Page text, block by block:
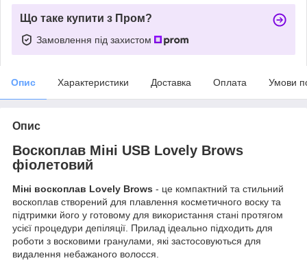
Що таке купити з Пром?
Замовлення під захистом
Опис Характеристики Доставка Оплата Умови
Опис
Воскоплав Міні USB Lovely Brows
фіолетовий
Міні воскоплав Lovely Brows - це компактний та стильний
воскоплав створений для плавлення косметичного воску та
підтримки його у готовому для використання стані протягом
усієї процедури депіляції. Прилад ідеально підходить для
роботи з восковими гранулами, які застосовуються для
видалення небажаного волосся.